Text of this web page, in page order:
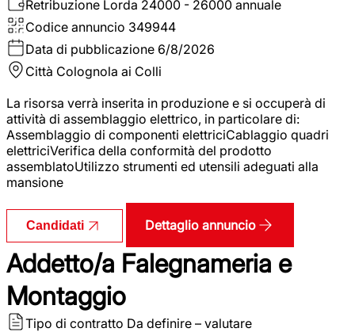
Retribuzione Lorda 24000 - 26000 annuale
Codice annuncio 349944
Data di pubblicazione 6/8/2026
Città Colognola ai Colli
La risorsa verrà inserita in produzione e si occuperà di
attività di assemblaggio elettrico, in particolare di:
Assemblaggio di componenti elettriciCablaggio quadri
elettriciVerifica della conformità del prodotto
assemblatoUtilizzo strumenti ed utensili adeguati alla
mansione
Candidati Dettaglio annuncio
Addetto/a Falegnameria e
Montaggio
Tipo di contratto Da definire – valutare